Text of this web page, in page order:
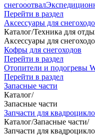
снегооотвал
Перейти в раздел
Аксессуары для
Каталог/Техника для
Аксессуары для
Кофры для снегоходов
Перейти в раздел
Отопители и подогревы
Перейти в раздел
Запасные части
Каталог/
Запасные части
Запчасти для
Каталог/Запасные части/
Запчасти для